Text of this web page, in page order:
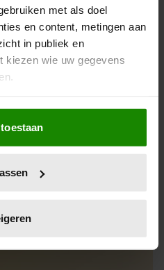
met als doel
en content, metingen aan
in publiek en
kiezen wie uw gegevens
ook graag:
over uw geografische
meter nauwkeurig kan zijn
(fingerprinting)
in het